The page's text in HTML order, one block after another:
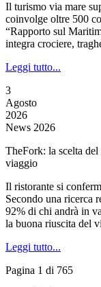
Il turismo via mare
coinvolge oltre 500
“Rapporto sul
integra crociere,
Leggi tutto...
3
Agosto
2026
News 2026
TheFork: la scelta
viaggio
Il ristorante si
Secondo una ricerca
92% di chi andrà in
la buona riuscita del
Leggi tutto...
Pagina 1 di 765